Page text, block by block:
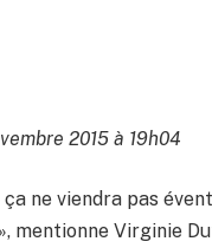
2015 à 19h04
ça ne viendra pas
mentionne Virginie